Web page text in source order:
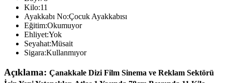
Kilo:11
Ayakkabı No:Çocuk Ayakkabısı
Eğitim:Okumuyor
Ehliyet:Yok
Seyahat:Müsait
Sigara:Kullanmıyor
Açıklama: Çanakkale Dizi Film Sinema ve Reklam Sektörü